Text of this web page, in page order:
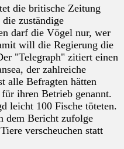
die britische Zeitung
zuständige
darf die Vögel nur, wer
will die Regierung die
"Telegraph" zitiert einen
der zahlreiche
alle Befragten hätten
ihren Betrieb genannt.
leicht 100 Fische töteten.
dem Bericht zufolge
verscheuchen statt